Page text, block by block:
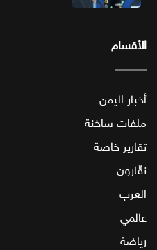
الأقسام
أخبار اليمن
ملفات ساخنة
تقارير خاصة
نقّارون
العرب
عالمي
رياضة